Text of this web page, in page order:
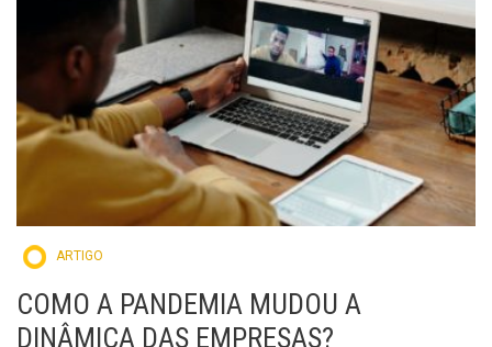
ARTIGO
COMO A PANDEMIA MUDOU A
DINÂMICA DAS EMPRESAS?